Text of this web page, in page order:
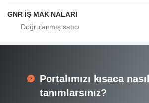
GNR İŞ MAKİNALARI
Portalımızı kısaca nasıl
tanımlarsınız?